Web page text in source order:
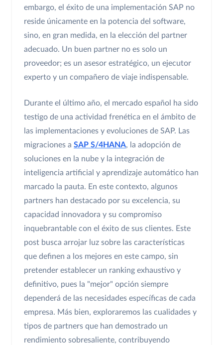
embargo, el éxito de una implementación SAP no
reside únicamente en la potencia del software,
sino, en gran medida, en la elección del partner
adecuado. Un buen partner no es solo un
proveedor; es un asesor estratégico, un ejecutor
experto y un compañero de viaje indispensable.
Durante el último año, el mercado español ha sido
testigo de una actividad frenética en el ámbito de
las implementaciones y evoluciones de SAP. Las
migraciones a SAP S/4HANA, la adopción de
soluciones en la nube y la integración de
inteligencia artificial y aprendizaje automático han
marcado la pauta. En este contexto, algunos
partners han destacado por su excelencia, su
capacidad innovadora y su compromiso
inquebrantable con el éxito de sus clientes. Este
post busca arrojar luz sobre las características
que definen a los mejores en este campo, sin
pretender establecer un ranking exhaustivo y
definitivo, pues la "mejor" opción siempre
dependerá de las necesidades específicas de cada
empresa. Más bien, exploraremos las cualidades y
tipos de partners que han demostrado un
rendimiento sobresaliente, contribuyendo